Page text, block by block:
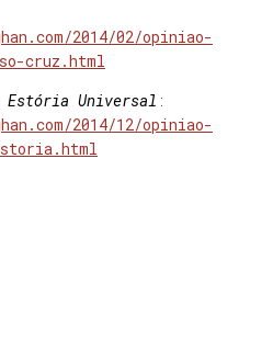
2014/02/opiniao-
cruz.html
Estória Universal :
2014/12/opiniao-